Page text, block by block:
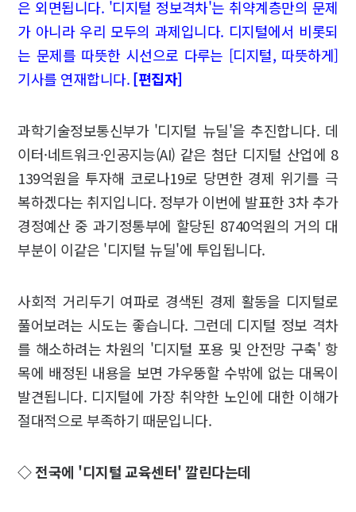
은 외면됩니다. '디지털 정보격차'는 취약계층만의 문제
가 아니라 우리 모두의 과제입니다. 디지털에서 비롯되
는 문제를 따뜻한 시선으로 다루는 [디지털, 따뜻하게]
기사를 연재합니다.[편집자]
과학기술정보통신부가 '디지털 뉴딜'을 추진합니다. 데
이터·네트워크·인공지능(AI) 같은 첨단 디지털 산업에 8
139억원을 투자해 코로나19로 당면한 경제 위기를 극
복하겠다는 취지입니다. 정부가 이번에 발표한 3차 추가
경정예산 중 과기정통부에 할당된 8740억원의 거의 대
부분이 이같은 '디지털 뉴딜'에 투입됩니다.
사회적 거리두기 여파로 경색된 경제 활동을 디지털로
풀어보려는 시도는 좋습니다. 그런데 디지털 정보 격차
를 해소하려는 차원의 '디지털 포용 및 안전망 구축' 항
목에 배정된 내용을 보면 갸우뚱할 수밖에 없는 대목이
발견됩니다. 디지털에 가장 취약한 노인에 대한 이해가
절대적으로 부족하기 때문입니다.
◇ 전국에 '디지털 교육센터' 깔린다는데